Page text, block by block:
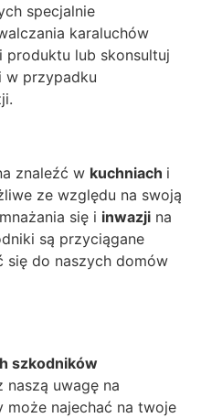
specjalnie
karaluchów
produktu lub skonsultuj
w przypadku
znaleźć w kuchniach i
ze względu na swoją
się i inwazji na
są przyciągane
się do naszych domów
szkodników
naszą uwagę na
najechać na twoje